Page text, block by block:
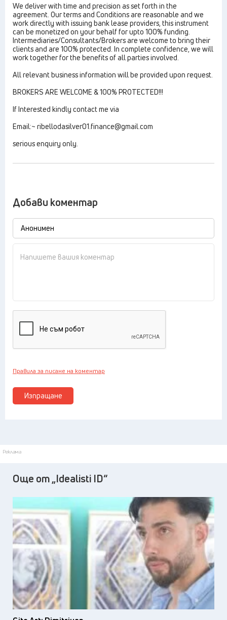
We deliver with time and precision as set forth in the
agreement. Our terms and Conditions are reasonable and we
work directly with issuing bank lease providers, this instrument
can be monetized on your behalf for upto 100% funding.
Intermediaries/Consultants/Brokers are welcome to bring their
clients and are 100% protected. In complete confidence, we will
work together for the benefits of all parties involved.
All relevant business information will be provided upon request.
BROKERS ARE WELCOME & 100% PROTECTED!!!
If Interested kindly contact me via
Email:~ ribellodasilver01.finance@gmail.com
serious enquiry only.
Добави коментар
Изпращане
Правила за писане на коментар
Реклама
Още от „Idealisti ID“